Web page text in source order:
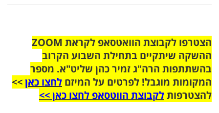
הצטרפו לקבוצת הוואטסאפ לקראת ZOOM
ההשקה שיתקיים בתחילת השבוע הקרוב
בהשתתפות הרה"ג זמיר כהן שליט"א. מספר
המקומות מוגבל! לפרטים על המיזם לחצו כאן>>
להצטרפותלקבוצת הווטסאפ לחצו כאן >>